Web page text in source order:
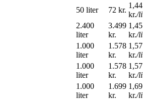
50 liter
72 kr.
1,44
kr./
2.400
liter
3.499
kr.
1,45
kr./
1.000
liter
1.578
kr.
1,57
kr./
1.000
liter
1.578
kr.
1,57
kr./
1.000
liter
1.699
kr.
1,69
kr./